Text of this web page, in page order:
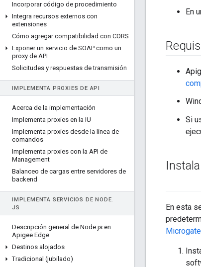
Incorporar código de procedimiento
Integra recursos externos con
extensiones
Cómo agregar compatibilidad con CORS
Exponer un servicio de SOAP como un
proxy de API
Solicitudes y respuestas de transmisión
IMPLEMENTA PROXIES DE API
Acerca de la implementación
Implementa proxies en la IU
Implementa proxies desde la línea de
comandos
Implementa proxies con la API de
Management
Balanceo de cargas entre servidores de
backend
IMPLEMENTA SERVICIOS DE NODE.
JS
Descripción general de Node.js en
Apigee Edge
Destinos alojados
Tradicional (jubilado)
En
Si
En esta